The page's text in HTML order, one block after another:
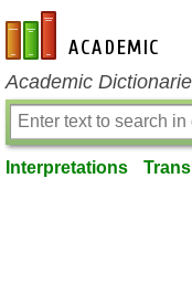
en-academic.com
Academic
Interpretations